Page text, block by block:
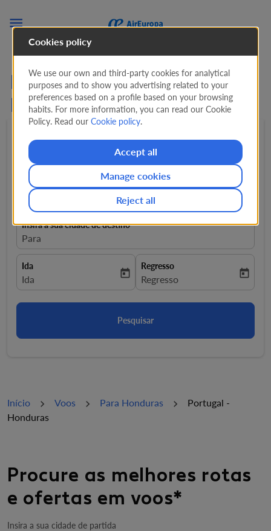

Encontre Voos Baratos
Portugal - Honduras
Ida e volta 1 Passageiro expand_more
Insira a sua cidade de partida
Desde
Insira a sua cidade de destino
Para
Ida
fc-booking-departure-date-aria-label
Ida today
Regresso
fc-booking-return-date-aria-
Regresso today
Pesquisar
Início Voos Para Honduras
Portugal -
Honduras
Procure as melhores rotas
e ofertas em voos*
Insira a sua cidade de partida
Cookies policy
We use our own and third-party cookies for analytical
purposes and to show you advertising related to your
preferences based on a profile based on your browsing
habits. For more information, you can read our Cookie
Policy. Read ourCookie policy.
Accept all
Reject all
Manage cookies